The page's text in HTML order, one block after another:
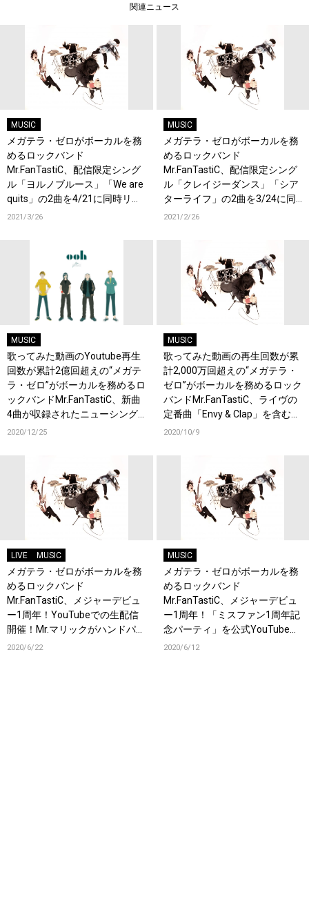
関連ニュース
MUSIC
メガテラ・ゼロがボーカルを務
めるロックバンド
Mr.FanTastiC、配信限定シング
ル「ヨルノブルース」「We are
quits」の2曲を4/21に同時リリ
ース！
2021/3/26
MUSIC
メガテラ・ゼロがボーカルを務
めるロックバンド
Mr.FanTastiC、配信限定シング
ル「クレイジーダンス」「シア
ターライフ」の2曲を3/24に同
時リリース決定！
2021/2/26
MUSIC
歌ってみた動画のYoutube再生
回数が累計2億回超えの“メガテ
ラ・ゼロ”がボーカルを務めるロ
ックバンドMr.FanTastiC、新曲
4曲が収録されたニューシング
ル「ooh」が2/17リリース決
2020/12/25
MUSIC
歌ってみた動画の再生回数が累
計2,000万回超えの“メガテラ・
ゼロ”がボーカルを務めるロック
バンドMr.FanTastiC、ライヴの
定番曲「Envy & Clap」を含む3
曲が収録されたシングル「＆」
2020/10/9
LIVE MUSIC
メガテラ・ゼロがボーカルを務
めるロックバンド
Mr.FanTastiC、メジャーデビュ
ー1周年！YouTubeでの生配信
開催！Mr.マリックがハンドパワ
ーで祝福！！さらに1周年記念T
2020/6/22
MUSIC
メガテラ・ゼロがボーカルを務
めるロックバンド
Mr.FanTastiC、メジャーデビュ
ー1周年！「ミスファン1周年記
念パーティ」を公式YouTubeに
て6/19生配信決定！同日に
2020/6/12